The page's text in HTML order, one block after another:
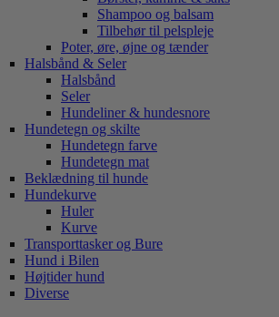
Shampoo og balsam
Tilbehør til pelspleje
Poter, øre, øjne og tænder
Halsbånd & Seler
Halsbånd
Seler
Hundeliner & hundesnore
Hundetegn og skilte
Hundetegn farve
Hundetegn mat
Beklædning til hunde
Hundekurve
Huler
Kurve
Transporttasker og Bure
Hund i Bilen
Højtider hund
Diverse